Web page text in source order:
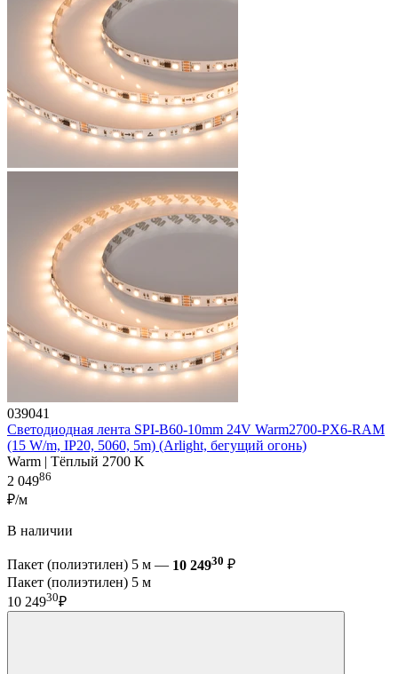
039041
Светодиодная лента SPI-B60-10mm 24V Warm2700-PX6-RAM
(15 W/m, IP20, 5060, 5m) (Arlight, бегущий огонь)
Warm | Тёплый 2700 K
2 04986
₽/м
В наличии
Пакет (полиэтилен) 5 м — 10 24930 ₽
Пакет (полиэтилен) 5 м
10 24930₽